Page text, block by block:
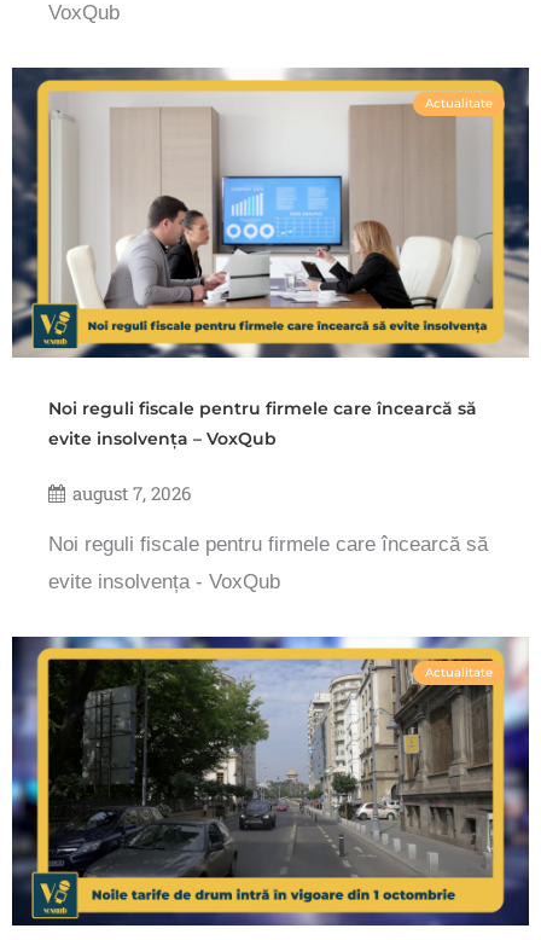
VoxQub
Actualitate
Noi reguli fiscale pentru firmele care încearcă să
evite insolvența – VoxQub
august 7, 2026
Noi reguli fiscale pentru firmele care încearcă să
evite insolvența - VoxQub
Actualitate